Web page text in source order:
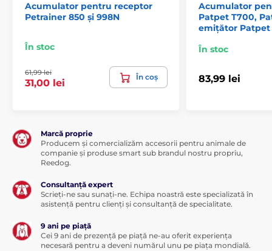
Acumulator pentru receptor
Petrainer 850 și 998N
În stoc
61,99 lei
31,00 lei
În coș
Acumulator
Patpet T700,
emițător Patpet
În stoc
83,99 lei
Marcă proprie
Producem și comercializăm accesorii pentru animale de
companie și produse smart sub brandul nostru propriu,
Reedog.
Consultanță expert
Scrieți-ne sau sunați-ne. Echipa noastră este specializată în
asistență pentru clienți și consultanță de specialitate.
9 ani pe piață
Cei 9 ani de prezență pe piață ne-au oferit experiența
necesară pentru a deveni numărul unu pe piața mondială.